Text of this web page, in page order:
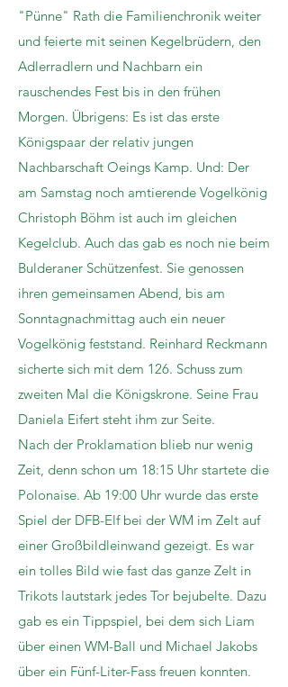
"Pünne" Rath die Familienchronik weiter
und feierte mit seinen Kegelbrüdern, den
Adlerradlern und Nachbarn ein
rauschendes Fest bis in den frühen
Morgen. Übrigens: Es ist das erste
Königspaar der relativ jungen
Nachbarschaft Oeings Kamp. Und: Der
am Samstag noch amtierende Vogelkönig
Christoph Böhm ist auch im gleichen
Kegelclub. Auch das gab es noch nie beim
Bulderaner Schützenfest. Sie genossen
ihren gemeinsamen Abend, bis am
Sonntagnachmittag auch ein neuer
Vogelkönig feststand. Reinhard Reckmann
sicherte sich mit dem 126. Schuss zum
zweiten Mal die Königskrone. Seine Frau
Daniela Eifert steht ihm zur Seite.
Nach der Proklamation blieb nur wenig
Zeit, denn schon um 18:15 Uhr startete die
Polonaise. Ab 19:00 Uhr wurde das erste
Spiel der DFB-Elf bei der WM im Zelt auf
einer Großbildleinwand gezeigt. Es war
ein tolles Bild wie fast das ganze Zelt in
Trikots lautstark jedes Tor bejubelte. Dazu
gab es ein Tippspiel, bei dem sich Liam
über einen WM-Ball und Michael Jakobs
über ein Fünf-Liter-Fass freuen konnten.